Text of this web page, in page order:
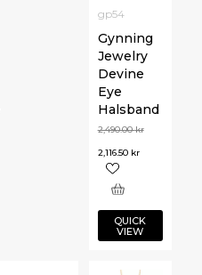
gp54
Gynning
Jewelry
Devine
Eye
Halsband
2,490.00kr
2,116.50 kr
QUICK
VIEW